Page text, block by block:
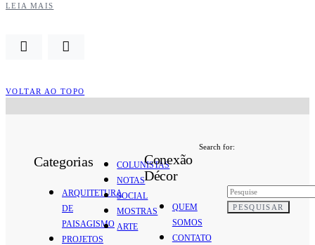
LEIA MAIS
VOLTAR AO TOPO
Categorias
ARQUITETURA
DE
PAISAGISMO
PROJETOS
COLUNISTAS
NOTAS
SOCIAL
MOSTRAS
ARTE
Conexão
Décor
QUEM
SOMOS
CONTATO
Search for:
PESQUISAR